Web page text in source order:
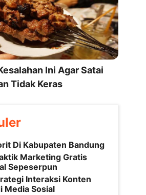
Ini Agar Satai
Tidak Keras
Di Kabupaten Bandung
Marketing Gratis
Sepeserpun
Interaksi Konten
Media Sosial